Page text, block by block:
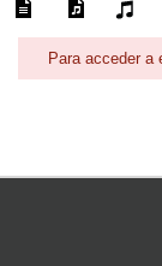
Para acceder a